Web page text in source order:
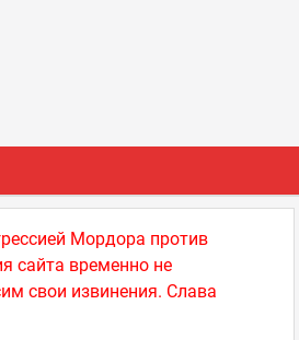
Мордора против
сайта временно не
свои извинения. Слава